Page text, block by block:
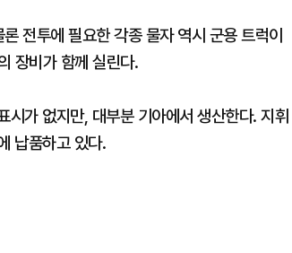
전투에 필요한 각종 물자 역시 군용 트럭이
장비가 함께 실린다.
가 없지만, 대부분 기아에서 생산한다. 지휘
납품하고 있다.